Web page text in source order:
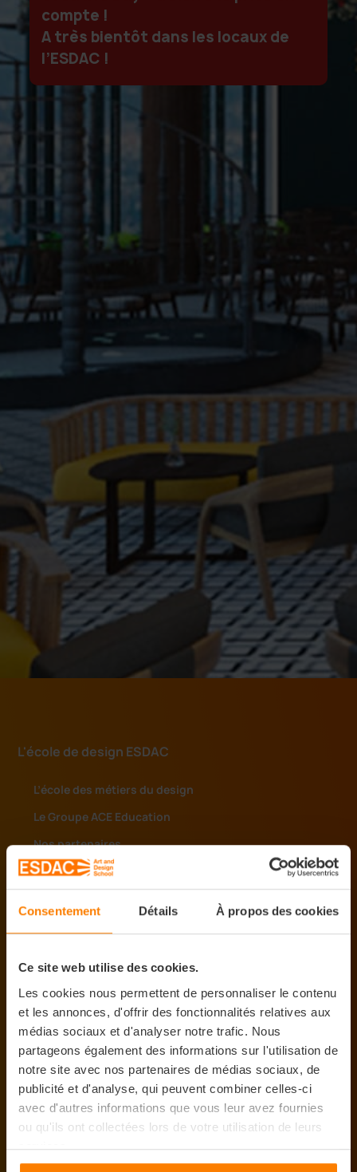
Consentement Détails À propos des cookies
Ce site web utilise des cookies.
Les cookies nous permettent de personnaliser le contenu
et les annonces, d'offrir des fonctionnalités relatives aux
médias sociaux et d'analyser notre trafic. Nous
partageons également des informations sur l'utilisation de
notre site avec nos partenaires de médias sociaux, de
publicité et d'analyse, qui peuvent combiner celles-ci
avec d'autres informations que vous leur avez fournies
ou qu'ils ont collectées lors de votre utilisation de leurs
services.
compte !
A très bientôt dans les locaux de
l’ESDAC !
L'école de design ESDAC
L’école des métiers du design
Le Groupe ACE Education
Nos partenaires
Accréditations
La vie de l'ESDAC
Aide au financement
Gestion du Handicap